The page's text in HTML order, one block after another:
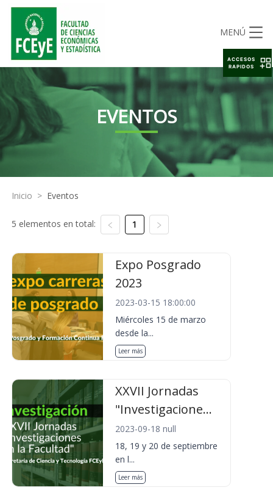
MENÚ
EVENTOS
Inicio > Eventos
5 elementos en total: 1
Expo Posgrado
2023
2023-03-15 18:00:00
Miércoles 15 de marzo
desde la...
Leer más
XXVII Jornadas
"Investigacione...
2023-09-18 null
18, 19 y 20 de septiembre
en l...
Leer más
ACCESOS
RAPIDOS